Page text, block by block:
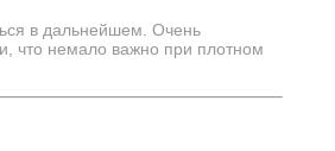
в дальнейшем. Очень
что немало важно при плотном